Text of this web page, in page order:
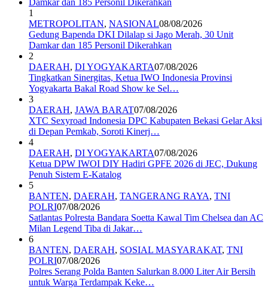
1
METROPOLITAN, NASIONAL08/08/2026
Gedung Bapenda DKI Dilalap si Jago Merah, 30 Unit
Damkar dan 185 Personil Dikerahkan
2
DAERAH, DI YOGYAKARTA07/08/2026
Tingkatkan Sinergitas, Ketua IWO Indonesia Provinsi
Yogyakarta Bakal Road Show ke Sel…
3
DAERAH, JAWA BARAT07/08/2026
XTC Sexyroad Indonesia DPC Kabupaten Bekasi Gelar Aksi
di Depan Pemkab, Soroti Kinerj…
4
DAERAH, DI YOGYAKARTA07/08/2026
Ketua DPW IWOI DIY Hadiri GPFE 2026 di JEC, Dukung
Penuh Sistem E-Katalog
5
BANTEN, DAERAH, TANGERANG RAYA, TNI
POLRI07/08/2026
Satlantas Polresta Bandara Soetta Kawal Tim Chelsea dan AC
Milan Legend Tiba di Jakar…
6
BANTEN, DAERAH, SOSIAL MASYARAKAT, TNI
POLRI07/08/2026
Polres Serang Polda Banten Salurkan 8.000 Liter Air Bersih
untuk Warga Terdampak Keke…